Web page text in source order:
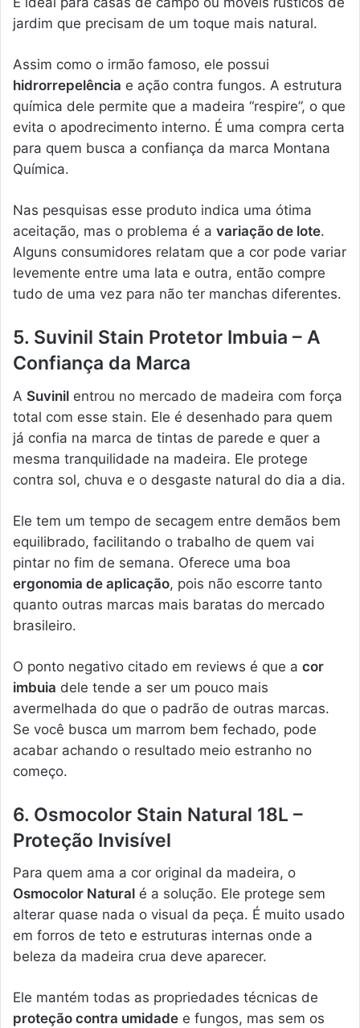
jardim que precisam de um toque mais natural.
Assim como o irmão famoso, ele possui
hidrorrepelência e ação contra fungos. A estrutura
química dele permite que a madeira “respire”, o que
evita o apodrecimento interno. É uma compra certa
para quem busca a confiança da marca Montana
Química.
Nas pesquisas esse produto indica uma ótima
aceitação, mas o problema é a variação de lote.
Alguns consumidores relatam que a cor pode variar
levemente entre uma lata e outra, então compre
tudo de uma vez para não ter manchas diferentes.
5. Suvinil Stain Protetor Imbuia – A
Confiança da Marca
A Suvinil entrou no mercado de madeira com força
total com esse stain. Ele é desenhado para quem
já confia na marca de tintas de parede e quer a
mesma tranquilidade na madeira. Ele protege
contra sol, chuva e o desgaste natural do dia a dia.
Ele tem um tempo de secagem entre demãos bem
equilibrado, facilitando o trabalho de quem vai
pintar no fim de semana. Oferece uma boa
ergonomia de aplicação, pois não escorre tanto
quanto outras marcas mais baratas do mercado
brasileiro.
O ponto negativo citado em reviews é que a cor
imbuia dele tende a ser um pouco mais
avermelhada do que o padrão de outras marcas.
Se você busca um marrom bem fechado, pode
acabar achando o resultado meio estranho no
começo.
6. Osmocolor Stain Natural 18L –
Proteção Invisível
Para quem ama a cor original da madeira, o
Osmocolor Natural é a solução. Ele protege sem
alterar quase nada o visual da peça. É muito usado
em forros de teto e estruturas internas onde a
beleza da madeira crua deve aparecer.
Ele mantém todas as propriedades técnicas de
proteção contra umidade e fungos, mas sem os